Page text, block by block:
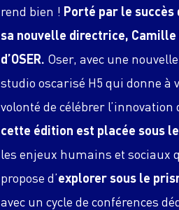
rend bien ! Porté par le succès
sa nouvelle directrice,
d’OSER. Oser, avec une
studio oscarisé H5 qui donne à
volonté de célébrer l’innovation
cette édition est placée sous
les enjeux humains et sociaux
propose d’explorer sous le
avec un cycle de conférences